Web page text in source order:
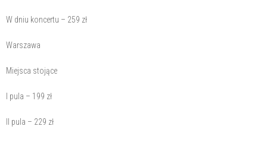
W dniu koncertu – 259 zł
Warszawa
Miejsca stojące
I pula – 199 zł
II pula – 229 zł